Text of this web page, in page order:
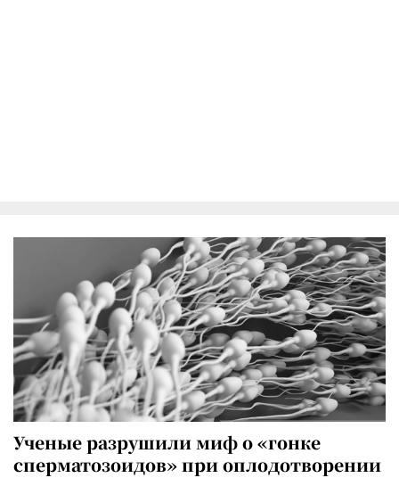
Ученые разрушили миф о «гонке
сперматозоидов» при оплодотворении